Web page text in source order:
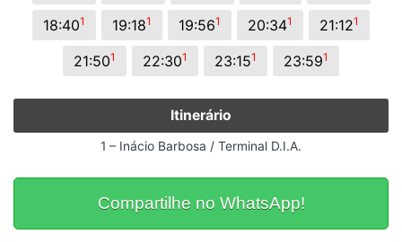
18:401 19:181 19:561 20:341 21:121
21:501 22:301 23:151 23:591
Itinerário
1 – Inácio Barbosa / Terminal D.I.A.
Compartilhe no WhatsApp!